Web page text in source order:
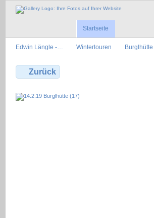
Startseite
Edwin Längle -… Wintertouren Burglhütte
Zurück